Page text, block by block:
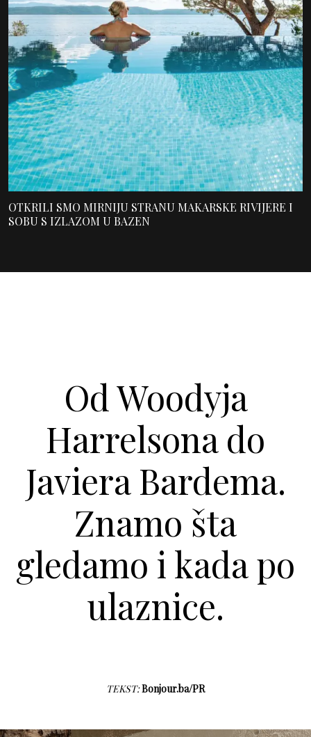
OTKRILI SMO MIRNIJU STRANU MAKARSKE RIVIJERE I
SOBU S IZLAZOM U BAZEN
Od Woodyja
Harrelsona do
Javiera Bardema.
Znamo šta
gledamo i kada po
ulaznice.
TEKST:Bonjour.ba/PR